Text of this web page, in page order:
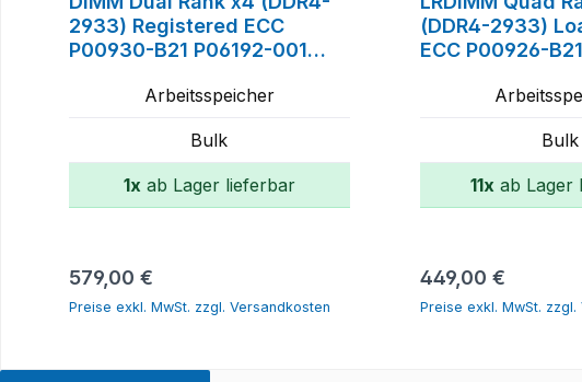
2933) Registered ECC
P00930-B21 P06192-001
Arbeitsspeicher
Bulk
1x ab Lager lieferbar
Regulärer Preis:
579,00 €
Preise exkl. MwSt. zzgl. Versandkosten
In den Warenkorb
(DDR4-2933)
ECC P00926-
Bulk
11x ab Lager
Regulärer Preis:
449,00 €
Preise exkl. MwSt. zzgl.
In den